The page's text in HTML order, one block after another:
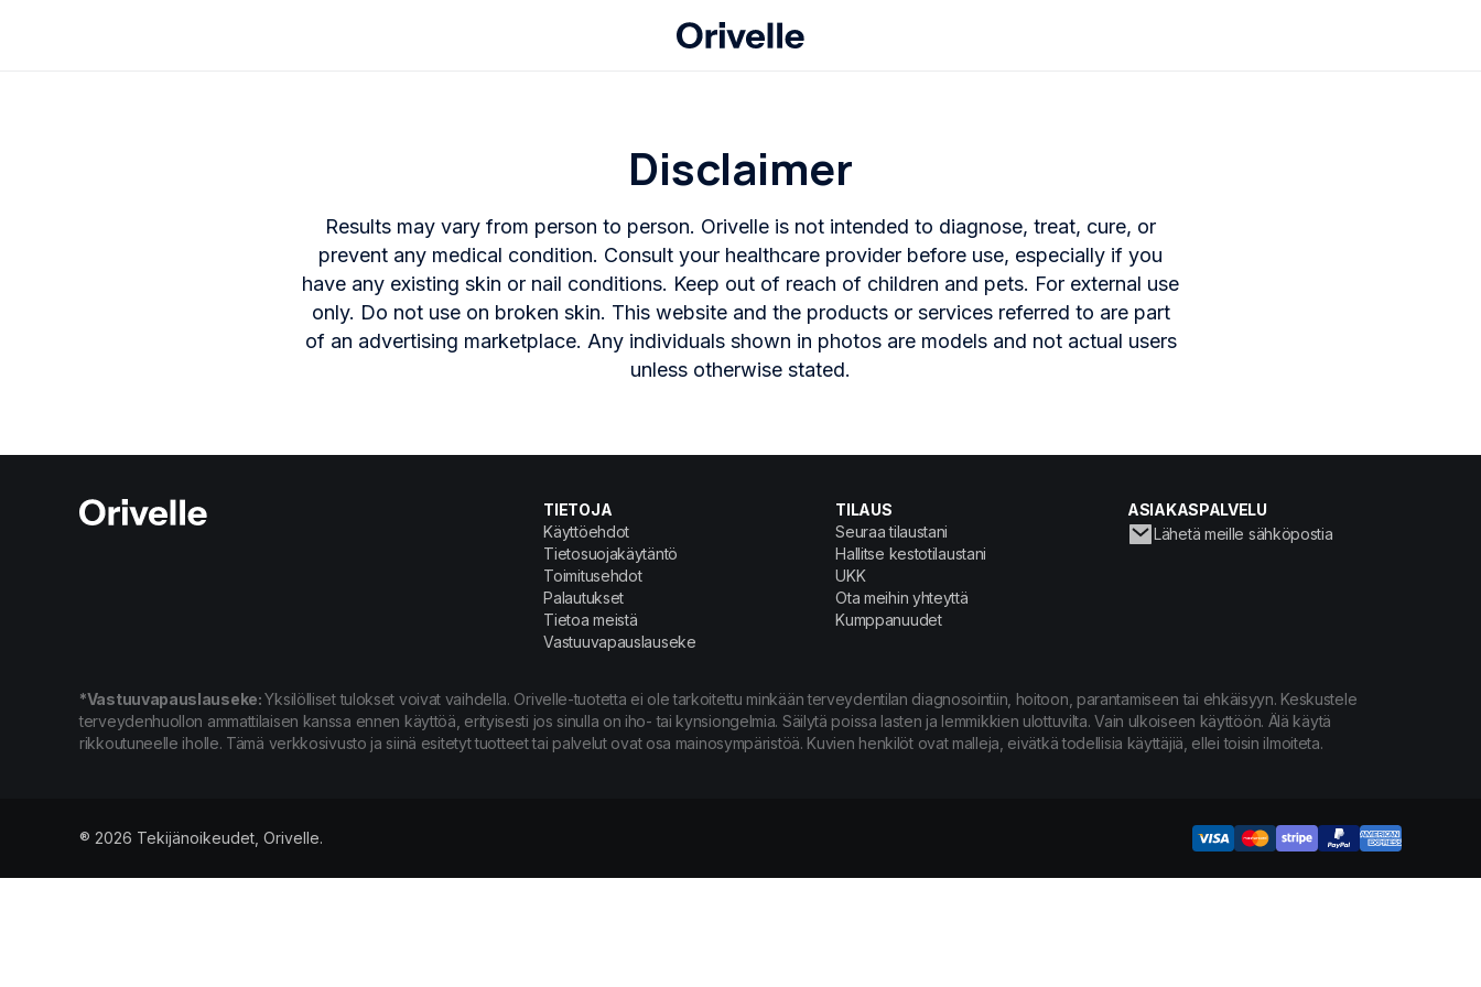
Disclaimer
Results may vary from person to person. Orivelle is not intended to diagnose, treat, cure, or
prevent any medical condition. Consult your healthcare provider before use, especially if you
have any existing skin or nail conditions. Keep out of reach of children and pets. For external use
only. Do not use on broken skin. This website and the products or services referred to are part
of an advertising marketplace. Any individuals shown in photos are models and not actual users
unless otherwise stated.
TIETOJA
Käyttöehdot
Tietosuojakäytäntö
Toimitusehdot
Palautukset
Tietoa meistä
Vastuuvapauslauseke
TILAUS
Seuraa tilaustani
Hallitse kestotilaustani
UKK
Ota meihin yhteyttä
Kumppanuudet
ASIAKASPALVELU
Lähetä meille sähköpostia
*Vastuuvapauslauseke:Yksilölliset tulokset voivat vaihdella. Orivelle-tuotetta ei ole tarkoitettu minkään terveydentilan diagnosointiin, hoitoon, parantamiseen tai ehkäisyyn. Keskustele
terveydenhuollon ammattilaisen kanssa ennen käyttöä, erityisesti jos sinulla on iho- tai kynsiongelmia. Säilytä poissa lasten ja lemmikkien ulottuvilta. Vain ulkoiseen käyttöön. Älä käytä
rikkoutuneelle iholle. Tämä verkkosivusto ja siinä esitetyt tuotteet tai palvelut ovat osa mainosympäristöä. Kuvien henkilöt ovat malleja, eivätkä todellisia käyttäjiä, ellei toisin ilmoiteta.
® 2026 Tekijänoikeudet, Orivelle.